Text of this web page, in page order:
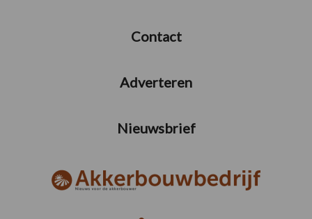
Contact
Adverteren
Nieuwsbrief